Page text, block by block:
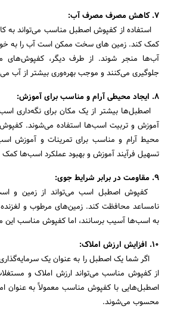
7. کاهش مصرف مصرف آب:
استفاده از کفپوش اصطبل مناسب می‌تواند
کمک کند. زمین های سخت ممکن است آب را به
آب‌ها منجر شوند. از طرف دیگر، کفپوش‌های
جلوگیری می‌کنند و موجب بهره‌وری بیشتر از آب
8. ایجاد محیطی آرام و مناسب برای آموزش:
اصطبل‌ها بیشتر از یک مکان برای نگه‌داری
آموزش و تربیت اسب‌ها استفاده می‌شوند.
محیط آرام و مناسب برای تمرینات و آموزش
تسهیل فرآیند آموزش و بهبود عملکرد اسب‌ها
9. مقاومت در برابر شرایط جوی:
کفپوش اصطبل اسب می‌تواند از زمین و
نامساعد محافظت کند. زمین‌های مرطوب و
به اسب‌ها آسیب برسانند، اما کفپوش مناسب
10. افزایش ارزش املاک:
اگر شما یک اصطبل را به عنوان یک
از کفپوش مناسب می‌تواند ارزش املاک و
اصطبل‌هایی با کفپوش مناسب معمولاً به عنوان
محسوب می‌شوند.